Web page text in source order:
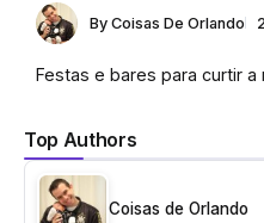
Top Authors
Coisas de Orlando
By Coisas De Orlando
Festas e bares para curtir